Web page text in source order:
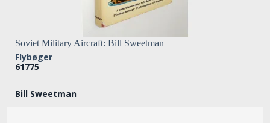
Soviet Military Aircraft: Bill Sweetman
Flybøger
61775
Bill Sweetman